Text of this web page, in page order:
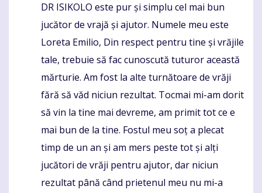
Komentaras
DR ISIKOLO este pur și simplu cel mai bun
jucător de vrajă și ajutor. Numele meu este
Loreta Emilio, Din respect pentru tine și vrăjile
tale, trebuie să fac cunoscută tuturor această
mărturie. Am fost la alte turnătoare de vrăji
fără să văd niciun rezultat. Tocmai mi-am dorit
să vin la tine mai devreme, am primit tot ce e
mai bun de la tine. Fostul meu soț a plecat
timp de un an și am mers peste tot și alți
jucători de vrăji pentru ajutor, dar niciun
rezultat până când prietenul meu nu mi-a